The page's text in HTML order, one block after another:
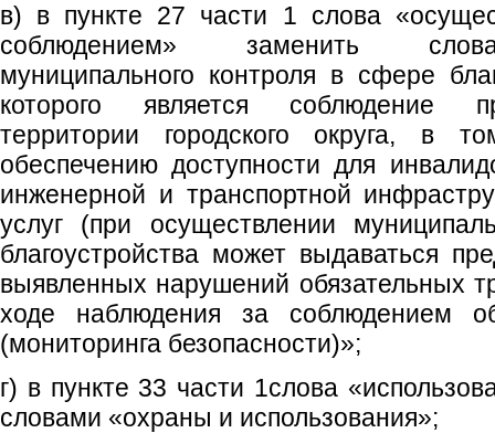
в) в пункте 27 части 1 слова
соблюдением» заменить
муниципального контроля в сфере
которого является соблюдение
территории городского округа, в
обеспечению доступности для
инженерной и транспортной
услуг (при осуществлении
благоустройства может выдаваться
выявленных нарушений обязательных
ходе наблюдения за соблюдением
(мониторинга безопасности)»;
г) в пункте 33 части 1слова
словами «охраны и использования»;